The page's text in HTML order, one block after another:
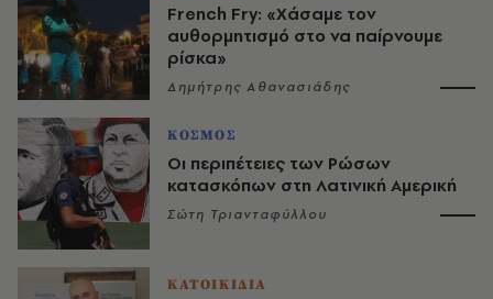
French Fry: «Χάσαμε τον
αυθορμητισμό στο να παίρνουμε
ρίσκα»
Δημήτρης Αθανασιάδης
ΚΟΣΜΟΣ
Οι περιπέτειες των Ρώσων
κατασκόπων στη Λατινική Αμερική
Σώτη Τριανταφύλλου
ΚΑΤΟΙΚΙΔΙΑ